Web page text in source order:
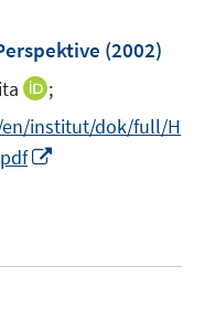
(2002)
I
n
n
e
F
;
institut/dok/full/H
u